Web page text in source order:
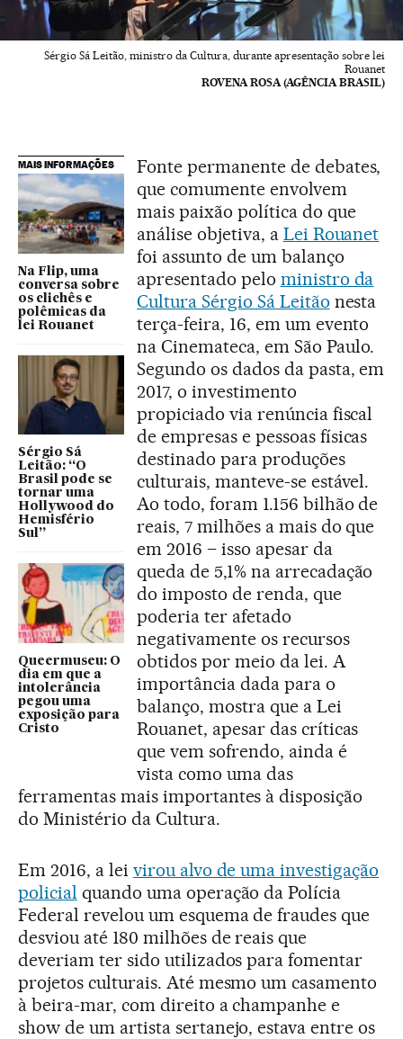
Sérgio Sá Leitão, ministro da Cultura, durante apresentação sobre lei
Rouanet
ROVENA ROSA (AGÊNCIA BRASIL)
MAIS INFORMAÇÕES
Na Flip, uma
conversa sobre
os clichês e
polêmicas da
lei Rouanet
Sérgio Sá
Leitão: “O
Brasil pode se
tornar uma
Hollywood do
Hemisfério
Sul”
Queermuseu: O
dia em que a
intolerância
pegou uma
exposição para
Cristo
Fonte permanente de debates,
que comumente envolvem
mais paixão política do que
análise objetiva, a Lei Rouanet
foi assunto de um balanço
apresentado pelo ministro da
Cultura Sérgio Sá Leitão nesta
terça-feira, 16, em um evento
na Cinemateca, em São Paulo.
Segundo os dados da pasta, em
2017, o investimento
propiciado via renúncia fiscal
de empresas e pessoas físicas
destinado para produções
culturais, manteve-se estável.
Ao todo, foram 1.156 bilhão de
reais, 7 milhões a mais do que
em 2016 – isso apesar da
queda de 5,1% na arrecadação
do imposto de renda, que
poderia ter afetado
negativamente os recursos
obtidos por meio da lei. A
importância dada para o
balanço, mostra que a Lei
Rouanet, apesar das críticas
que vem sofrendo, ainda é
vista como uma das
ferramentas mais importantes à disposição
do Ministério da Cultura.
Em 2016, a lei virou alvo de uma investigação
policial quando uma operação da Polícia
Federal revelou um esquema de fraudes que
desviou até 180 milhões de reais que
deveriam ter sido utilizados para fomentar
projetos culturais. Até mesmo um casamento
à beira-mar, com direito a champanhe e
show de um artista sertanejo, estava entre os